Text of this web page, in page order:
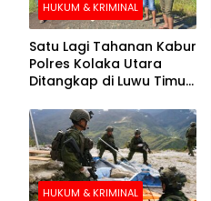
HUKUM & KRIMINAL
Satu Lagi Tahanan Kabur
Polres Kolaka Utara
Ditangkap di Luwu Timur,
HUKUM & KRIMINAL